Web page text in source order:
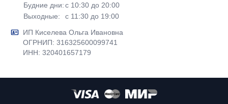
Будние дни:с 10:30 до 20:00
Выходные:
с 11:30 до 19:00
ИП Киселева Ольга Ивановна
ОГРНИП: 316325600099741
ИНН: 320401657179